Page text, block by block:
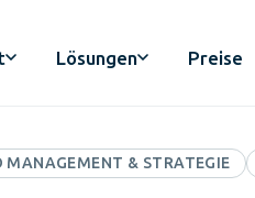
Lösungen Preise
MANAGEMENT & STRATEGIE